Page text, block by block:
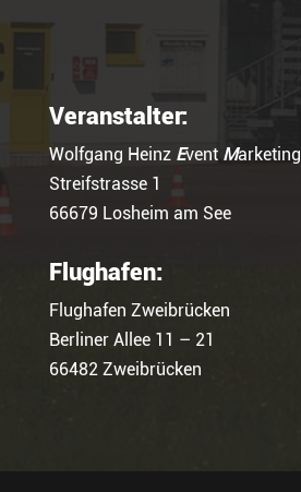
Veranstalter:
Wolfgang Heinz Event Marketing
Streifstrasse 1
66679 Losheim am See
Flughafen:
Flughafen Zweibrücken
Berliner Allee 11 – 21
66482 Zweibrücken